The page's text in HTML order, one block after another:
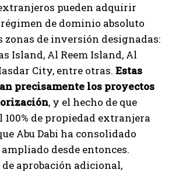
pueden adquirir
de dominio absoluto
zonas de inversión designadas:
Island, Al Reem Island, Al
City, entre otras. Estas
precisamente los proyectos
, y el hecho de que
100% de propiedad extranjera
Abu Dabi ha consolidado
ampliado desde entonces.
aprobación adicional,